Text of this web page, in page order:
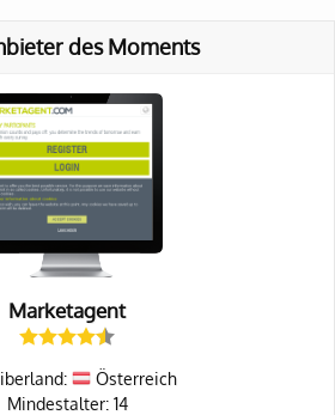
des Moments
Marketagent
Österreich
Mindestalter: 14